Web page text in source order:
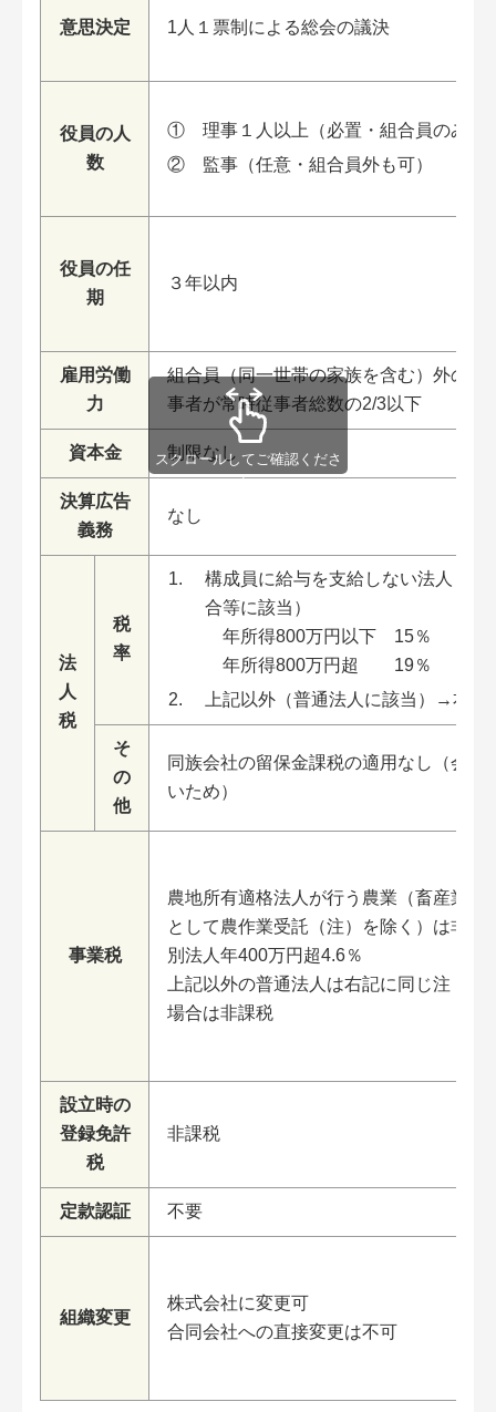
意思決定 1人１票制による総会の議決
役員の人
数
理事１人以上（必置・組合員のみ）
監事（任意・組合員外も可）
役員の任
期
３年以内
雇用労働
力
組合員（同一世帯の家族を含む）外の常
事者が常時従事者総数の2/3以下
資本金 制限なし
決算広告
義務
なし
法
人
税
税
率
構成員に給与を支給しない法人（協
合等に該当）
年所得800万円以下 15％
年所得800万円超 19％
上記以外（普通法人に該当）→右と
そ
の
他
同族会社の留保金課税の適用なし（会社
いため）
事業税
農地所有適格法人が行う農業（畜産業，
として農作業受託（注）を除く）は非課
別法人年400万円超4.6％
上記以外の普通法人は右記に同じ注．一
場合は非課税
設立時の
登録免許
税
非課税
定款認証 不要
組織変更
株式会社に変更可
合同会社への直接変更は不可
スクロールしてご確認くださ
い